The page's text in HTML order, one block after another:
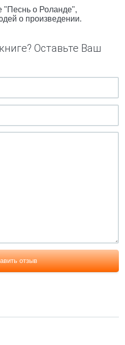
"Песнь о Роланде",
о произведении.
Оставьте Ваш
отзыв